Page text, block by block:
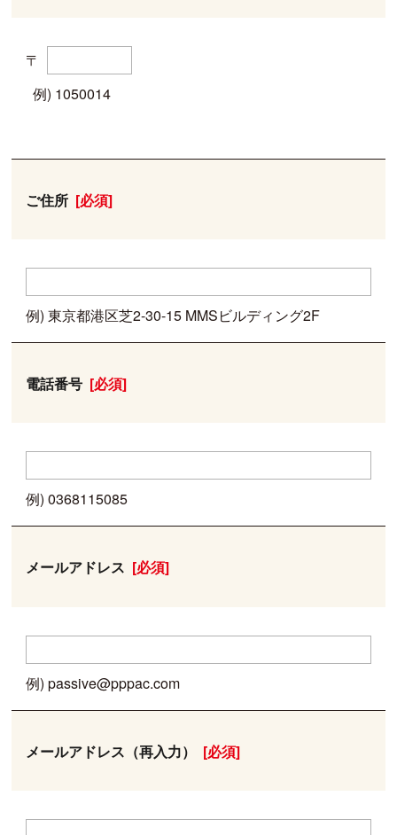
〒
例) 1050014
ご住所 [必須]
例) 東京都港区芝2-30-15 MMSビルディング2F
電話番号 [必須]
例) 0368115085
メールアドレス [必須]
例) passive@pppac.com
メールアドレス （再入力） [必須]